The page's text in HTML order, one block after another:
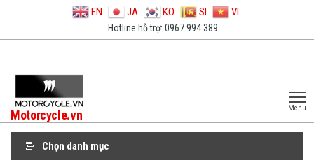
EN JA KO SI VI
Hotline hỗ trợ: 0967.994.389
Motorcycle.vn Menu
Chọn danh mục